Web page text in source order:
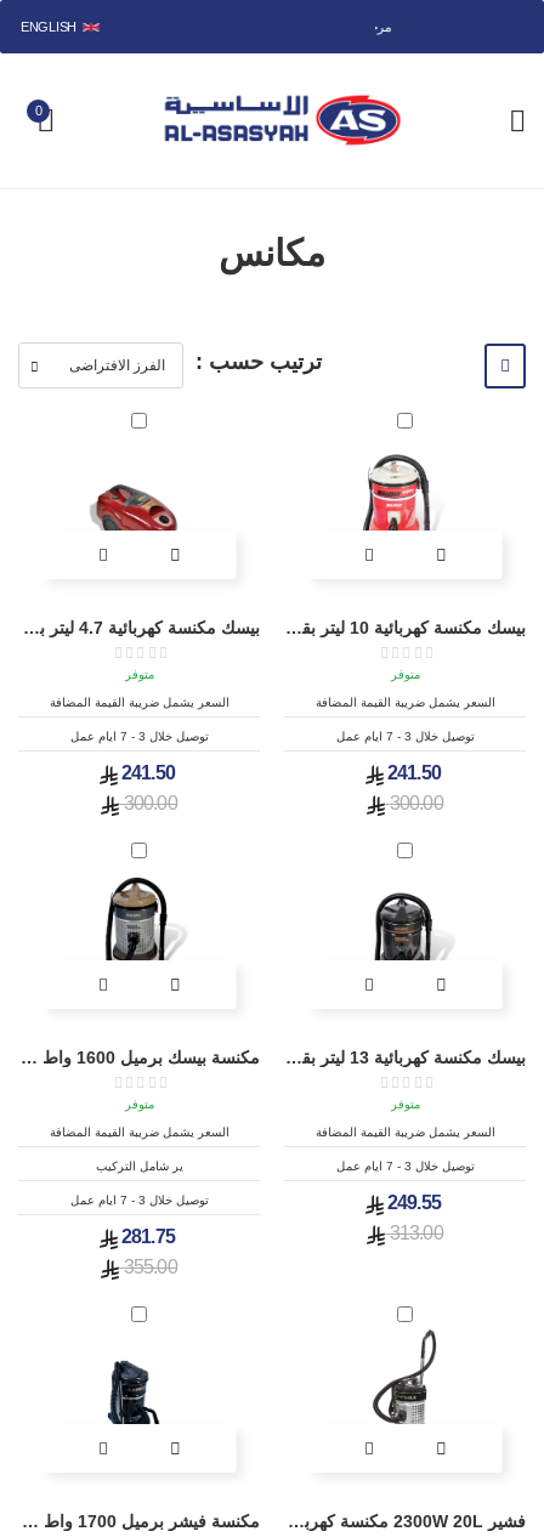
مرحباً بكم في متجر الأساسية. ENGLISH
0
مكانس
ترتيب حسب :
بيسك مكنسة كهربائية 10 ليتر بقوة 1000 واط BSC-510A
متوفر
السعر يشمل ضريبة القيمة المضافة
توصيل خلال 3 - 7 ايام عمل
241.50
300.00
بيسك مكنسة كهربائية 4.7 ليتر بقوة 1700 واط -SC-B550
متوفر
السعر يشمل ضريبة القيمة المضافة
توصيل خلال 3 - 7 ايام عمل
241.50
300.00
بيسك مكنسة كهربائية 13 ليتر بقوة 1200 واط - BSC-1200A
متوفر
السعر يشمل ضريبة القيمة المضافة
توصيل خلال 3 - 7 ايام عمل
249.55
313.00
مكنسة بيسك برميل 1600 واط سعة 15 لتر - BSC-1600A
متوفر
السعر يشمل ضريبة القيمة المضافة
ير شامل التركيب
توصيل خلال 3 - 7 ايام عمل
281.75
355.00
فشير 2300W 20L مكنسة كهربائية BSC-2300 مكنسة فيشر برميل 1700 واط سعة 20 لتر - BSC-1700